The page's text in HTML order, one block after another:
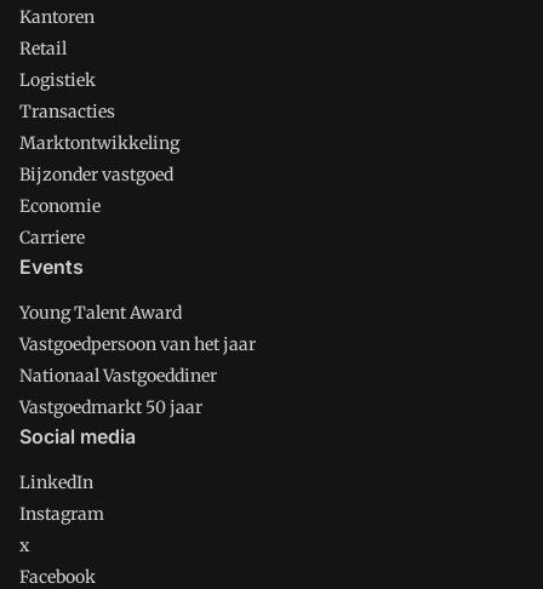
Kantoren
Retail
Logistiek
Transacties
Marktontwikkeling
Bijzonder vastgoed
Economie
Carriere
Events
Young Talent Award
Vastgoedpersoon van het jaar
Nationaal Vastgoeddiner
Vastgoedmarkt 50 jaar
Social media
LinkedIn
Instagram
x
Facebook